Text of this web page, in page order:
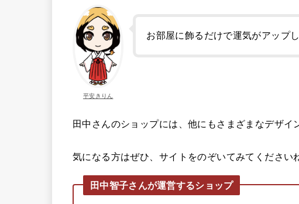
平安きりん
お部屋に飾るだけで運気がアップ
田中さんのショップには、他にもさまざまなデザイ
気になる方はぜひ、サイトをのぞいてみてください
田中智子さんが運営するショップ